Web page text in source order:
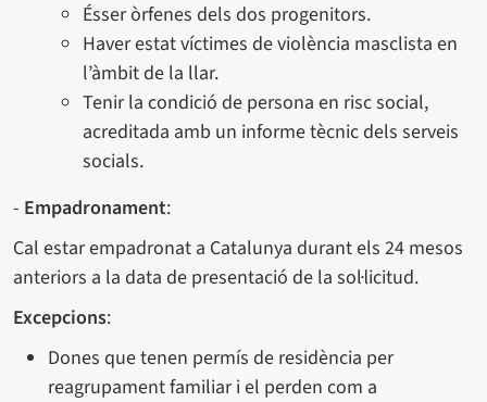
Ésser òrfenes dels dos progenitors.
Haver estat víctimes de violència masclista en
l’àmbit de la llar.
Tenir la condició de persona en risc social,
acreditada amb un informe tècnic dels serveis
socials.
- Empadronament:
Cal estar empadronat a Catalunya durant els 24 mesos
anteriors a la data de presentació de la sol·licitud.
Excepcions:
Dones que tenen permís de residència per
reagrupament familiar i el perden com a